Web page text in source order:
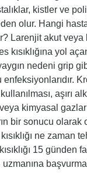
kistler ve
olur. Hangi
Larenjit akut
kısıklığına yol
nedeni grip
aşırı
kimyasal
bir sonucu olarak
ne zaman
15 günden